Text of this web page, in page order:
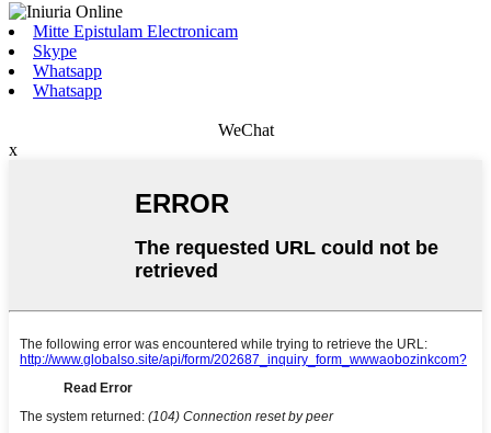
Mitte Epistulam Electronicam
Skype
Whatsapp
Whatsapp
WeChat
x